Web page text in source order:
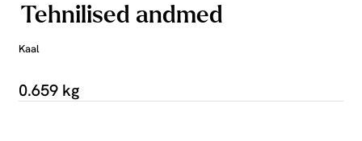
Tehnilised andmed
Kaal
0.659 kg